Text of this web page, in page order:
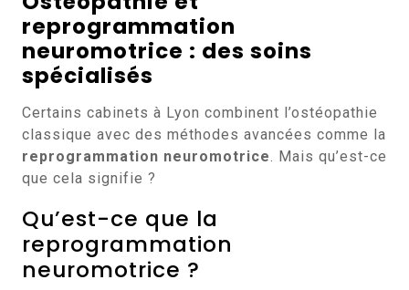
reprogrammation
neuromotrice : des soins
spécialisés
Certains cabinets à Lyon combinent l’ostéopathie
classique avec des méthodes avancées comme la
reprogrammation neuromotrice
. Mais qu’est-ce
que cela signifie ?
Qu’est-ce que la
reprogrammation
neuromotrice ?